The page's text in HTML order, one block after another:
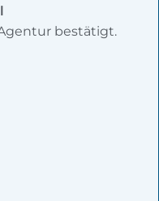
bestätigt.